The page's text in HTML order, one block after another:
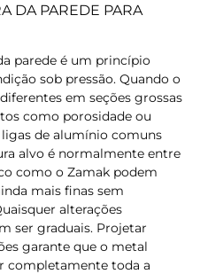
DA PAREDE PARA
parede é um princípio
sob pressão. Quando o
em seções grossas
como porosidade ou
de alumínio comuns
alvo é normalmente entre
como o Zamak podem
mais finas sem
alterações
ser graduais. Projetar
garante que o metal
completamente toda a